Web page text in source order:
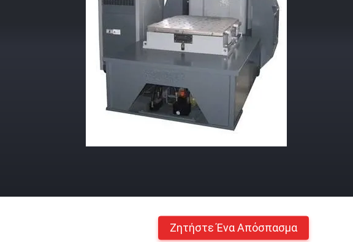
Ζητήστε Ένα Απόσπασμα